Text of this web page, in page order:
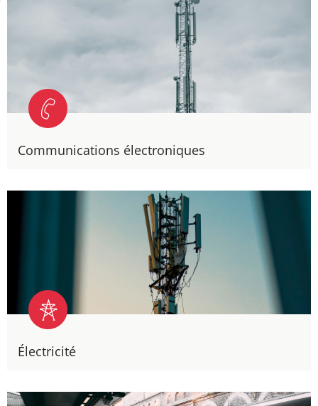
Communications électroniques
Électricité